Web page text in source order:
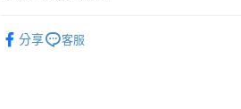
【關於「AFTEE先享後付」】
AFTEE先享後付是「在收到商品之後才付款」的
ATM付款
分享
客服